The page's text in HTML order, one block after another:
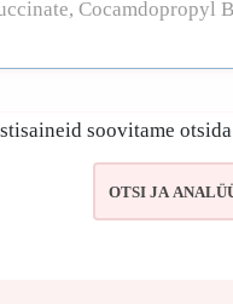
soovitame otsida